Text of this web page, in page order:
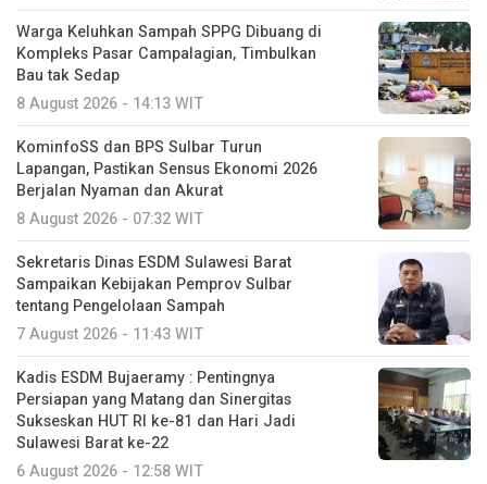
Warga Keluhkan Sampah SPPG Dibuang di
Kompleks Pasar Campalagian, Timbulkan
Bau tak Sedap
8 August 2026 - 14:13 WIT
KominfoSS dan BPS Sulbar Turun
Lapangan, Pastikan Sensus Ekonomi 2026
Berjalan Nyaman dan Akurat
8 August 2026 - 07:32 WIT
Sekretaris Dinas ESDM Sulawesi Barat
Sampaikan Kebijakan Pemprov Sulbar
tentang Pengelolaan Sampah
7 August 2026 - 11:43 WIT
Kadis ESDM Bujaeramy : Pentingnya
Persiapan yang Matang dan Sinergitas
Sukseskan HUT RI ke-81 dan Hari Jadi
Sulawesi Barat ke-22
6 August 2026 - 12:58 WIT